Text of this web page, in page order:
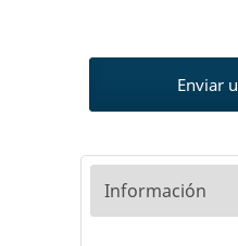
Enviar
Información